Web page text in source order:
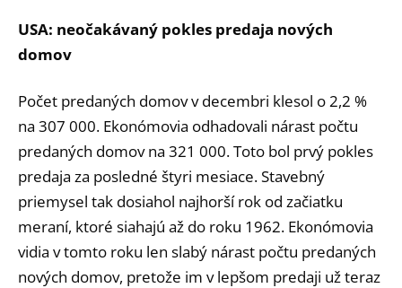
USA: neočakávaný pokles predaja nových
domov
Počet predaných domov v decembri klesol o 2,2 %
na 307 000. Ekonómovia odhadovali nárast počtu
predaných domov na 321 000. Toto bol prvý pokles
predaja za posledné štyri mesiace. Stavebný
priemysel tak dosiahol najhorší rok od začiatku
meraní, ktoré siahajú až do roku 1962. Ekonómovia
vidia v tomto roku len slabý nárast počtu predaných
nových domov, pretože im v lepšom predaji už teraz